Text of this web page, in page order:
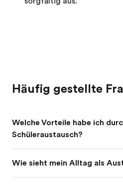
Häufig gestellte
Welche Vorteile habe ich
Schüleraustausch?
Wie sieht mein Alltag als